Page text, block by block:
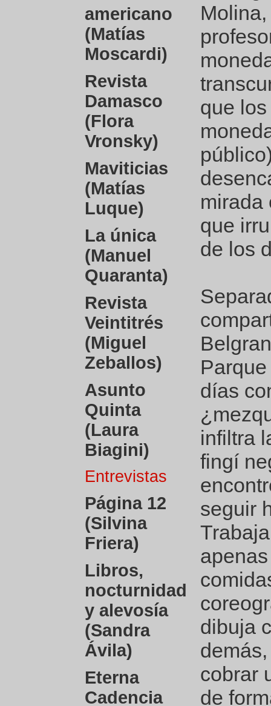
americano
(Matías
Moscardi)
Revista
Damasco
(Flora
Vronsky)
Maviticias
(Matías
Luque)
La única
(Manuel
Quaranta)
Revista
Veintitrés
(Miguel
Zeballos)
Asunto
Quinta
(Laura
Biagini)
Entrevistas
Página 12
(Silvina
Friera)
Libros,
nocturnidad
y alevosía
(Sandra
Ávila)
Eterna
Cadencia
que
mirada
que
de los
días
infiltra
fingí
seguir
dibuja
cobrar
de